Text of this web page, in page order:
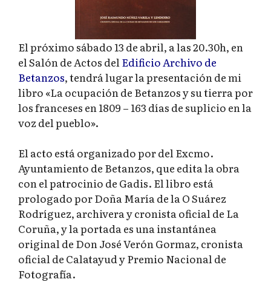
El próximo sábado 13 de abril, a las 20.30h, en
el Salón de Actos del Edificio Archivo de
Betanzos, tendrá lugar la presentación de mi
libro «La ocupación de Betanzos y su tierra por
los franceses en 1809 – 163 días de suplicio en la
voz del pueblo».
El acto está organizado por del Excmo.
Ayuntamiento de Betanzos, que edita la obra
con el patrocinio de Gadis. El libro está
prologado por Doña María de la O Suárez
Rodríguez, archivera y cronista oficial de La
Coruña, y la portada es una instantánea
original de Don José Verón Gormaz, cronista
oficial de Calatayud y Premio Nacional de
Fotografía.